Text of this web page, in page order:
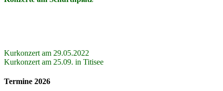
Beitragsnavigation
Kurkonzert am 29.05.2022
Kurkonzert am 25.09. in Titisee
Termine 2026